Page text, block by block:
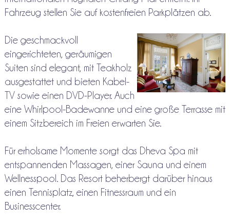
Fahrzeug stellen Sie auf kostenfreien Parkplätzen ab.
Die geschmackvoll
eingerichteten, geräumigen
Suiten sind elegant, mit Teakholz
ausgestattet und bieten Kabel-
TV sowie einen DVD-Player. Auch
eine Whirlpool-Badewanne und eine große Terrasse mit
einem Sitzbereich im Freien erwarten Sie.
Für erholsame Momente sorgt das Dheva Spa mit
entspannenden Massagen, einer Sauna und einem
Wellnesspool. Das Resort beherbergt darüber hinaus
einen Tennisplatz, einen Fitnessraum und ein
Businesscenter.